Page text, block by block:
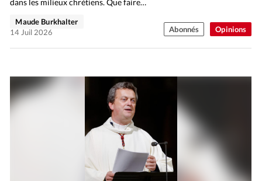
Opinions
dans les milieux chrétiens. Que faire…
Maude Burkhalter
14 Juil 2026
Abonnés